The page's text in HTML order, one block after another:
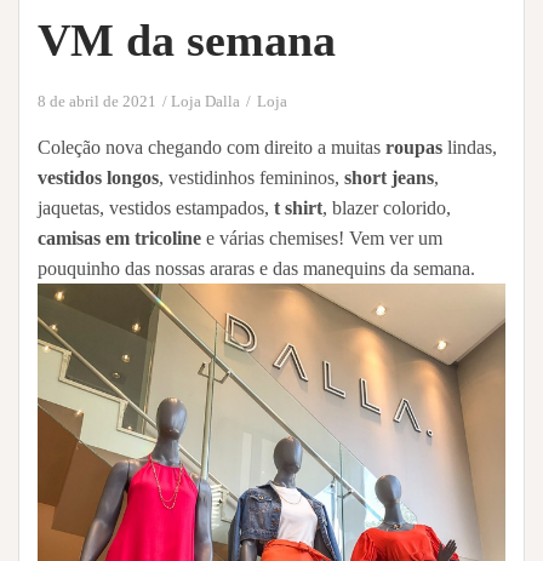
VM da semana
8 de abril de 2021 Loja Dalla Loja
Coleção nova chegando com direito a muitas roupas lindas,
vestidos longos, vestidinhos femininos, short jeans,
jaquetas, vestidos estampados, t shirt, blazer colorido,
camisas em tricoline e várias chemises! Vem ver um
pouquinho das nossas araras e das manequins da semana.